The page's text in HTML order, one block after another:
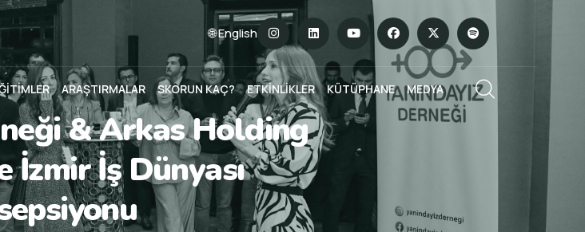
🌐 English
ARAŞTIRMALAR SKORUN KAÇ? ETKİNLİKLER KÜTÜPHANE MEDYA
& Arkas Holding
İş Dünyası